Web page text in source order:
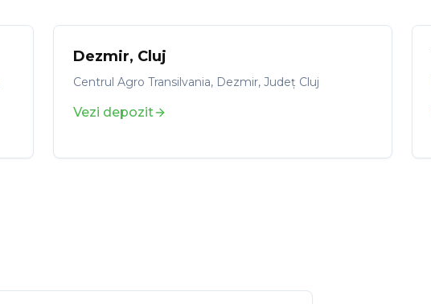
Dezmir, Cluj
Centrul Agro Transilvania, Dezmir, Județ Cluj
Vezi depozit